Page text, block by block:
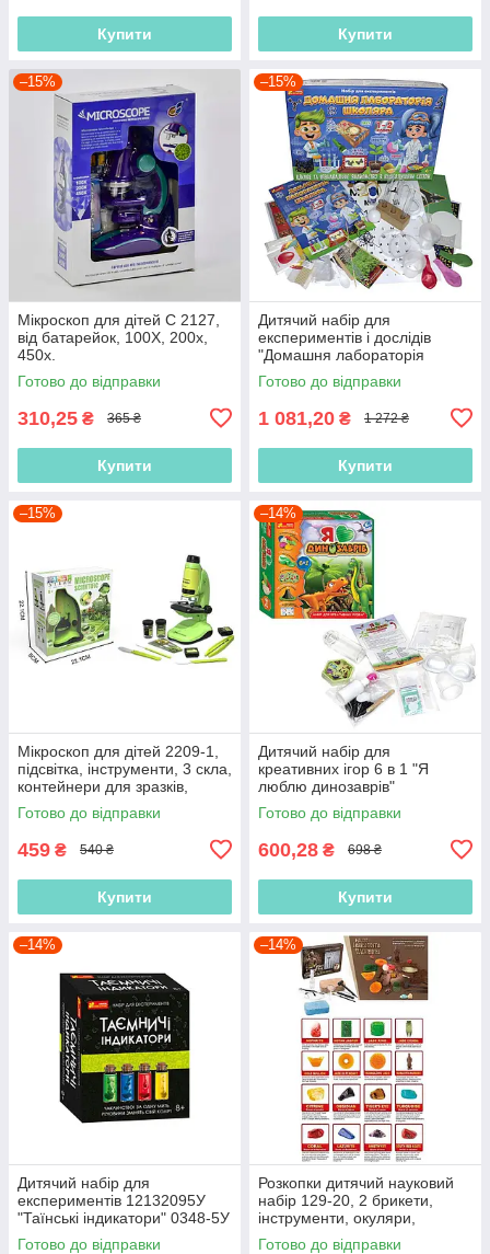
Купити Купити
–15%
Мікроскоп для дітей С 2127,
від батарейок, 100Х, 200х,
450х.
Готово до відправки
310,25 ₴ 365 ₴
Купити
–15%
Дитячий набір для
експериментів і дослідів
"Домашня лабораторія
школяра" 1-2 клас.
12132068/9781У "РАНОК"
Готово до відправки
1 081,20 ₴ 1 272 ₴
Купити
–15%
Мікроскоп для дітей 2209-1,
підсвітка, інструменти, 3 скла,
контейнери для зразків,
викрутка
Готово до відправки
459 ₴ 540 ₴
Купити
–14%
Дитячий набір для
креативних ігор 6 в 1 "Я
люблю динозаврів"
10155017У / 9001-09У
"Ранок"
Готово до відправки
600,28 ₴ 698 ₴
Купити
–14%
Дитячий набір для
експериментів 12132095У
"Таїнські індикатори" 0348-5У
"Ранок"
Готово до відправки
–14%
Розкопки дитячий науковий
набір 129-20, 2 брикети,
інструменти, окуляри,
мінерали
Готово до відправки